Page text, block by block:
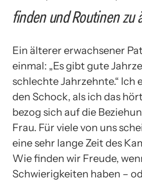
finden und Routinen zu
Ein älterer erwachsener
einmal: „Es gibt gute
schlechte Jahrzehnte.“ Ich
den Schock, als ich das
bezog sich auf die
Frau. Für viele von uns
eine sehr lange Zeit des
Wie finden wir Freude,
Schwierigkeiten haben –